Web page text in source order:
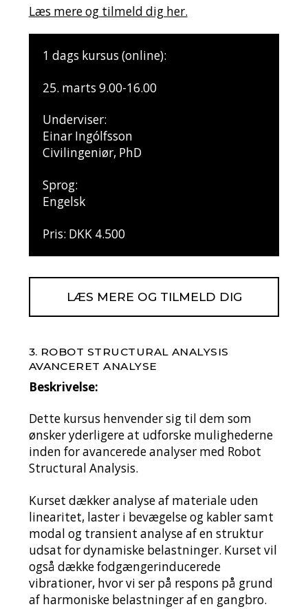
Læs mere og tilmeld dig her.
1 dags kursus (online):
25. marts 9.00-16.00
Underviser:
Einar Ingólfsson
Civilingeniør, PhD
Sprog:
Engelsk
Pris: DKK 4.500
LÆS MERE OG TILMELD DIG
3. ROBOT STRUCTURAL ANALYSIS
AVANCERET ANALYSE
Beskrivelse:
Dette kursus henvender sig til dem som
ønsker yderligere at udforske mulighederne
inden for avancerede analyser med Robot
Structural Analysis.
Kurset dækker analyse af materiale uden
linearitet, laster i bevægelse og kabler samt
modal og transient analyse af en struktur
udsat for dynamiske belastninger. Kurset vil
også dække fodgængerinducerede
vibrationer, hvor vi ser på respons på grund
af harmoniske belastninger af en gangbro.